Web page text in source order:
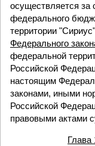
осуществляется за
федерального
территории
Федерального
федеральной
Российской
настоящим
законами, иными
Российской
правовыми актами
Глава